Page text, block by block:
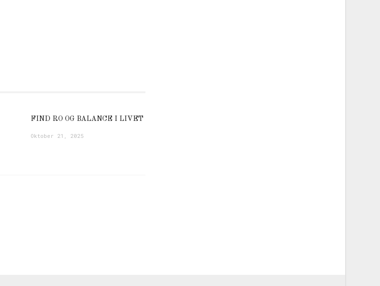
FIND RO OG BALANCE I LIVET
Oktober 21, 2025